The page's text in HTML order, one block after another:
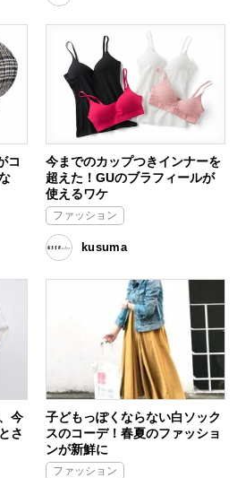
コ
今までのカップつきインナーを
超えた！GUのブラフィールが
使えるワケ
ファッション
kusuma
今
さ
子どもっぽくならない白ソック
スのコーデ！春夏のファッショ
ンが新鮮に
ファッション